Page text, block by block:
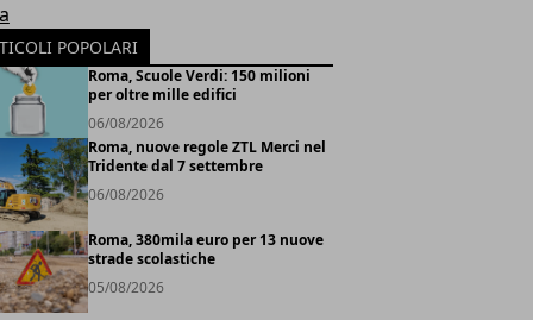
POPOLARI
Roma, Scuole Verdi: 150 milioni
per oltre mille edifici
06/08/2026
Roma, nuove regole ZTL Merci nel
Tridente dal 7 settembre
06/08/2026
Roma, 380mila euro per 13 nuove
strade scolastiche
05/08/2026